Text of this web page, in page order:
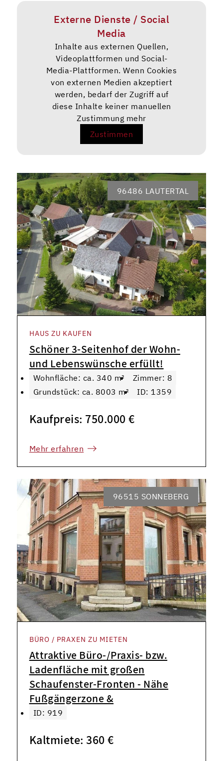
96486 LAUTERTAL
HAUS ZU KAUFEN
Schöner 3-Seitenhof der Wohn-
und Lebenswünsche erfüllt!
Wohnfläche: ca. 340 m²
Zimmer: 8
Grundstück: ca. 8003 m²
ID: 1359
Kaufpreis: 750.000 €
Mehr erfahren
96515 SONNEBERG
BÜRO / PRAXEN ZU MIETEN
Attraktive Büro-/Praxis- bzw.
Ladenfläche mit großen
Schaufenster-Fronten - Nähe
Fußgängerzone &
ID: 919
Kaltmiete: 360 €
Externe Dienste / Social
Media
Inhalte aus externen Quellen,
Videoplattformen und Social-
Media-Plattformen. Wenn Cookies
von externen Medien akzeptiert
werden, bedarf der Zugriff auf
diese Inhalte keiner manuellen
Zustimmung mehr
Zustimmen